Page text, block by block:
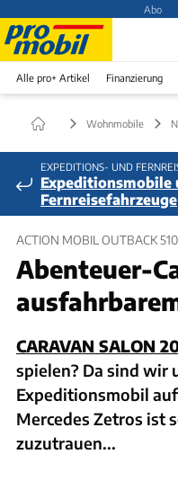
Abo
Alle pro+ Artikel Finanzierung
Wohnmobile
EXPEDITIONS- UND
Expeditionsmobile
Fernreisefahrzeuge
ACTION MOBIL OUTBACK
Abenteuer-
CARAVAN SALON
spielen? Da sind wir
Expeditionsmobil
Mercedes Zetros ist
zuzutrauen...